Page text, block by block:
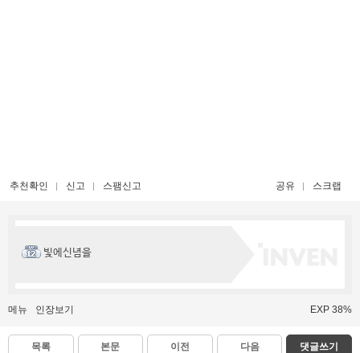
추천확인 신고 스팸신고 공유 스크랩
빛에신념을
메뉴 인장보기 EXP 38%
목록 본문 이전 다음 댓글쓰기